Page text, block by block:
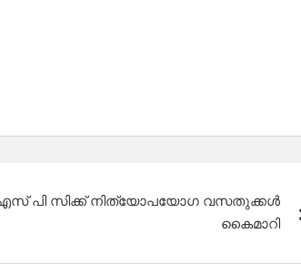
പി സിക്ക് നിത്യോപയോഗ വസതുക്കൾ
കൈമാറി